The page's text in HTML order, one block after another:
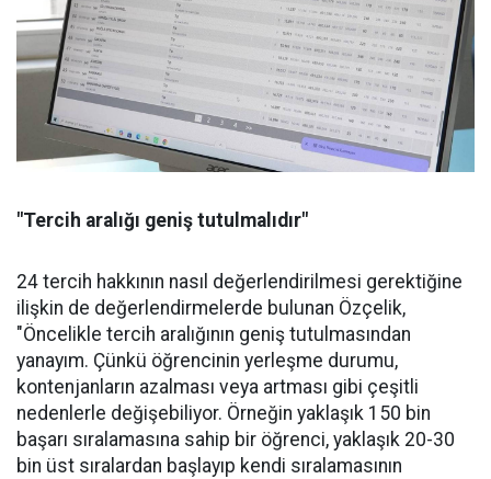
"Tercih aralığı geniş tutulmalıdır"
24 tercih hakkının nasıl değerlendirilmesi gerektiğine
ilişkin de değerlendirmelerde bulunan Özçelik,
"Öncelikle tercih aralığının geniş tutulmasından
yanayım. Çünkü öğrencinin yerleşme durumu,
kontenjanların azalması veya artması gibi çeşitli
nedenlerle değişebiliyor. Örneğin yaklaşık 150 bin
başarı sıralamasına sahip bir öğrenci, yaklaşık 20-30
bin üst sıralardan başlayıp kendi sıralamasının